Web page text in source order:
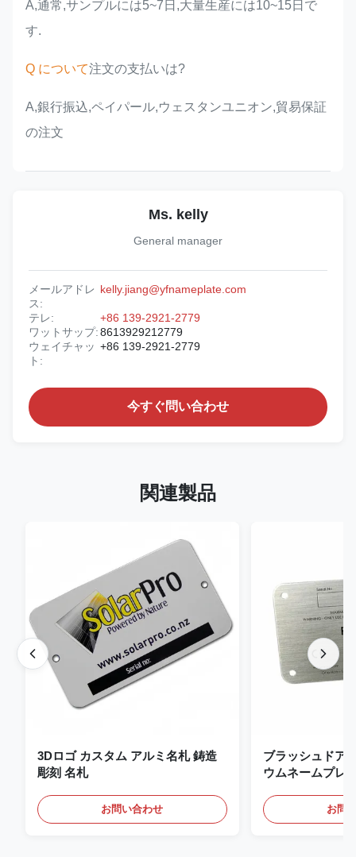
A,通常,サンプルには5~7日,大量生産には10~15日で
す.
Q について注文の支払いは?
A,銀行振込,ペイパール,ウェスタンユニオン,貿易保証
の注文
Ms. kelly
General manager
メールアドレ
ス:
kelly.jiang@yfnameplate.com
テレ:
+86 139-2921-2779
ワットサップ:8613929212779
ウェイチャッ
ト:
+86 139-2921-2779
今すぐ問い合わせ
関連製品
3Dロゴ カスタム アルミ名札 鋳造
彫刻 名札
お問い合わせ
ブラッシュドア
ウムネームプレ
お問